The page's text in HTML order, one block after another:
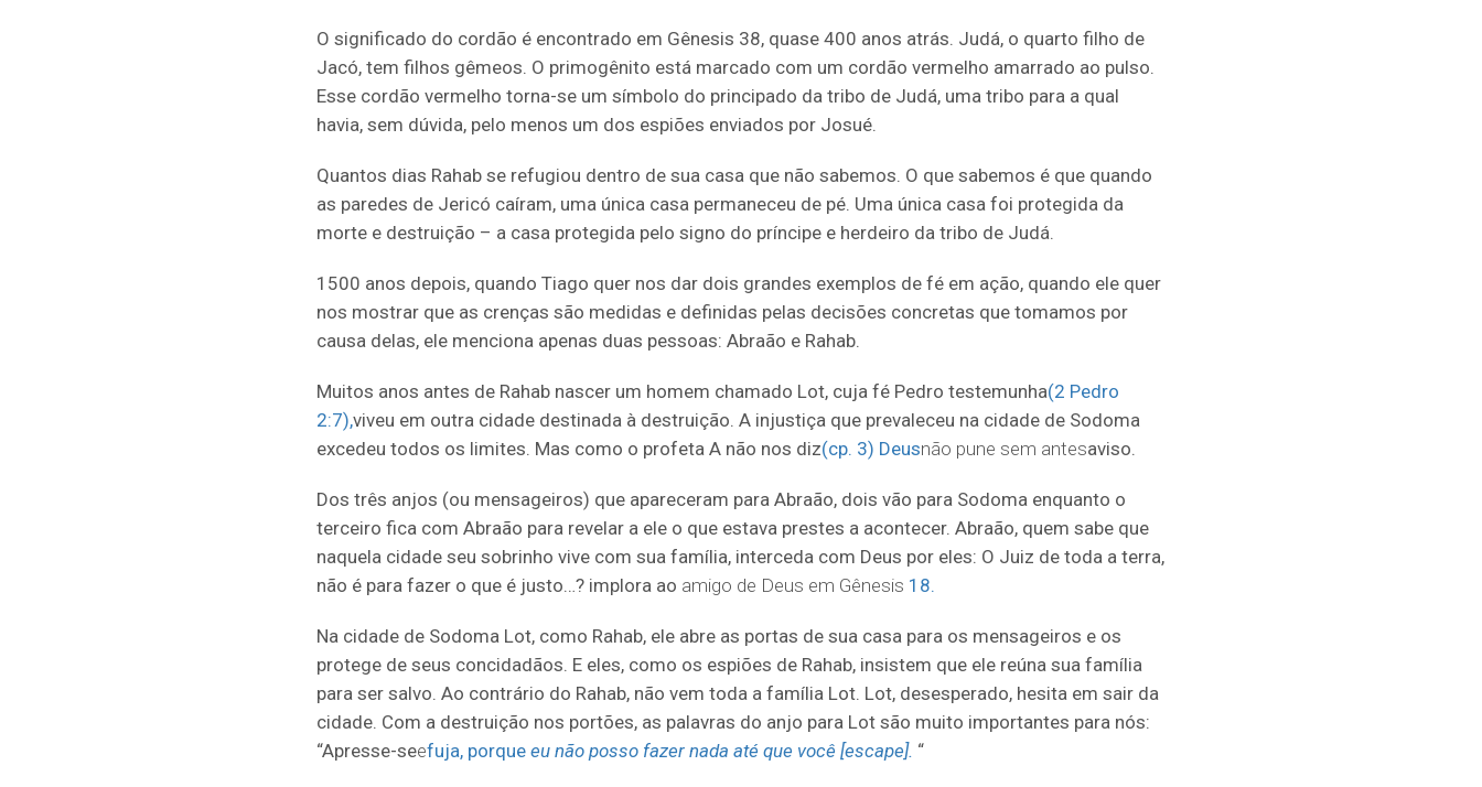
O significado do cordão é encontrado em Gênesis 38, quase 400 anos atrás. Judá, o quarto filho de
Jacó, tem filhos gêmeos. O primogênito está marcado com um cordão vermelho amarrado ao pulso.
Esse cordão vermelho torna-se um símbolo do principado da tribo de Judá, uma tribo para a qual
havia, sem dúvida, pelo menos um dos espiões enviados por Josué.
Quantos dias Rahab se refugiou dentro de sua casa que não sabemos. O que sabemos é que quando
as paredes de Jericó caíram, uma única casa permaneceu de pé. Uma única casa foi protegida da
morte e destruição – a casa protegida pelo signo do príncipe e herdeiro da tribo de Judá.
1500 anos depois, quando Tiago quer nos dar dois grandes exemplos de fé em ação, quando ele quer
nos mostrar que as crenças são medidas e definidas pelas decisões concretas que tomamos por
causa delas, ele menciona apenas duas pessoas: Abraão e Rahab.
Muitos anos antes de Rahab nascer um homem chamado Lot, cuja fé Pedro testemunha(2 Pedro
2:7),viveu em outra cidade destinada à destruição. A injustiça que prevaleceu na cidade de Sodoma
excedeu todos os limites. Mas como o profeta A não nos diz(cp. 3) Deusnão pune sem antesaviso.
Dos três anjos (ou mensageiros) que apareceram para Abraão, dois vão para Sodoma enquanto o
terceiro fica com Abraão para revelar a ele o que estava prestes a acontecer. Abraão, quem sabe que
naquela cidade seu sobrinho vive com sua família, interceda com Deus por eles: O Juiz de toda a terra,
não é para fazer o que é justo…? implora ao amigo de Deus em Gênesis 18.
Na cidade de Sodoma Lot, como Rahab, ele abre as portas de sua casa para os mensageiros e os
protege de seus concidadãos. E eles, como os espiões de Rahab, insistem que ele reúna sua família
para ser salvo. Ao contrário do Rahab, não vem toda a família Lot. Lot, desesperado, hesita em sair da
cidade. Com a destruição nos portões, as palavras do anjo para Lot são muito importantes para nós:
“Apresse-seefuja, porque eu não posso fazer nada até que você [escape]. “